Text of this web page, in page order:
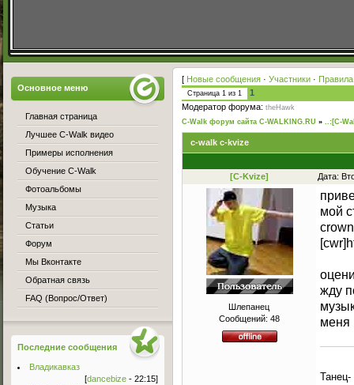
[ Новые сообщения · Участники ·
Страница 1 из 1
1
Модератор форума: theHawk
C-Walk форум сайта C-WALKING.RU » ..:[C-
c-walk c-kvize
[C-Kvize] Дата:
Шлепанец
Сообщений: 48
мой
жду
меня
Танец-
Основное меню
Главная страница
Лучшее C-Walk видео
Примеры исполнения
Обучение C-Walk
Фотоальбомы
Музыка
Статьи
Форум
Мы Вконтакте
Обратная связь
FAQ (Вопрос/Ответ)
Последние сообщения
Владикавказ
[dancebize - 22:15]